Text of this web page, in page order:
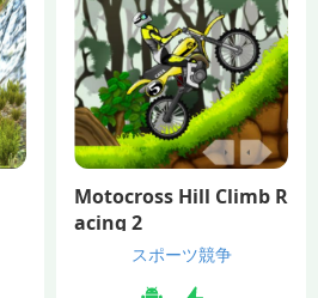
Motocross Hill Climb R
acing 2
スポーツ競争